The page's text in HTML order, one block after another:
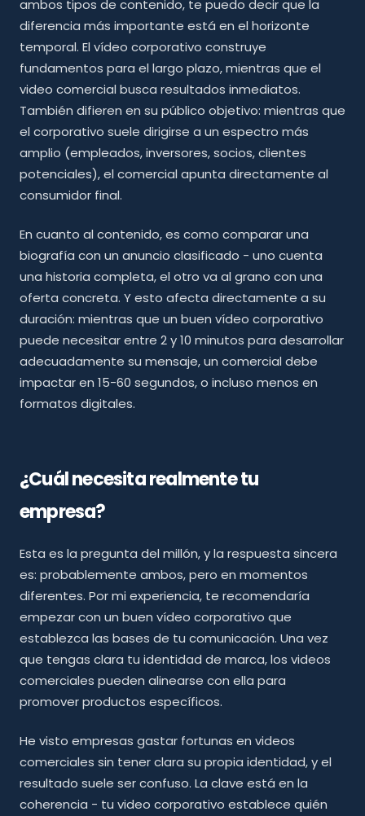
ambos tipos de contenido, te puedo decir que la
diferencia más importante está en el horizonte
temporal. El vídeo corporativo construye
fundamentos para el largo plazo, mientras que el
video comercial busca resultados inmediatos.
También difieren en su público objetivo: mientras que
el corporativo suele dirigirse a un espectro más
amplio (empleados, inversores, socios, clientes
potenciales), el comercial apunta directamente al
consumidor final.
En cuanto al contenido, es como comparar una
biografía con un anuncio clasificado - uno cuenta
una historia completa, el otro va al grano con una
oferta concreta. Y esto afecta directamente a su
duración: mientras que un buen vídeo corporativo
puede necesitar entre 2 y 10 minutos para desarrollar
adecuadamente su mensaje, un comercial debe
impactar en 15-60 segundos, o incluso menos en
formatos digitales.
¿Cuál necesita realmente tu
empresa?
Esta es la pregunta del millón, y la respuesta sincera
es: probablemente ambos, pero en momentos
diferentes. Por mi experiencia, te recomendaría
empezar con un buen vídeo corporativo que
establezca las bases de tu comunicación. Una vez
que tengas clara tu identidad de marca, los videos
comerciales pueden alinearse con ella para
promover productos específicos.
He visto empresas gastar fortunas en videos
comerciales sin tener clara su propia identidad, y el
resultado suele ser confuso. La clave está en la
coherencia - tu video corporativo establece quién